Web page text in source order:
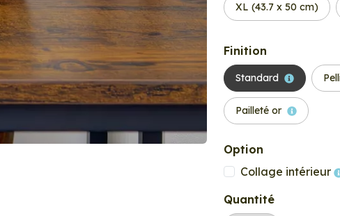
XL (43.7 x 50 cm)
Finition
Standard
Pailleté or
Option
Collage intérieur
Quantité